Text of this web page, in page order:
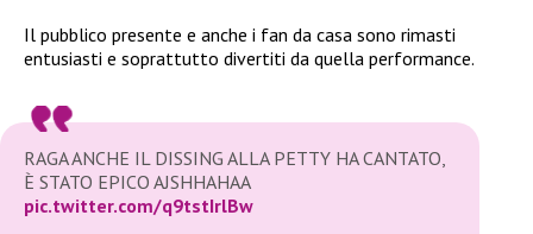
Il pubblico presente e anche i fan da casa sono rimasti
entusiasti e soprattutto divertiti da quella performance.
RAGA ANCHE IL DISSING ALLA PETTY HA CANTATO,
È STATO EPICO AJSHHAHAA
pic.twitter.com/q9tstIrlBw